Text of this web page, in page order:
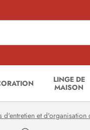
LINGE DE
MAISON
d'entretien et d'organisation